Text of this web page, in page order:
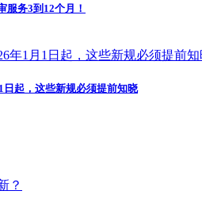
服务3到12个月！
起，这些新规必须提前知晓
？